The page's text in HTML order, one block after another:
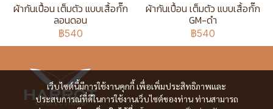
ผ้ากันเปื้อน เต็มตัว แบบเสื้อกั๊ก
ลอนดอน
฿540
ผ้ากันเปื้อน เต็มตัว แบบเสื้อกั๊ก
GM-ดำ
฿540
เว็บไซต์นี้มีการใช้งานคุกกี้ เพื่อเพิ่มประสิทธิภาพและ
ประสบการณ์ที่ดีในการใช้งานเว็บไซต์ของท่าน ท่านสามารถ